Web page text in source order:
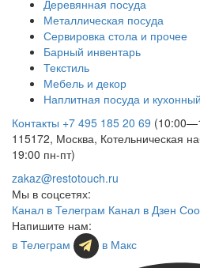
Деревянная посуда
Металлическая посуда
Сервировка стола и прочее
Барный инвентарь
Текстиль
Мебель и декор
Наплитная посуда и
Контакты +7 495 185 20 69
115172, Москва, Котельническая
19:00 пн-пт)
zakaz@restotouch.ru
Мы в соцсетях:
Канал в Телеграм Канал в Дзен
Напишите нам:
в Телеграм
в Макс